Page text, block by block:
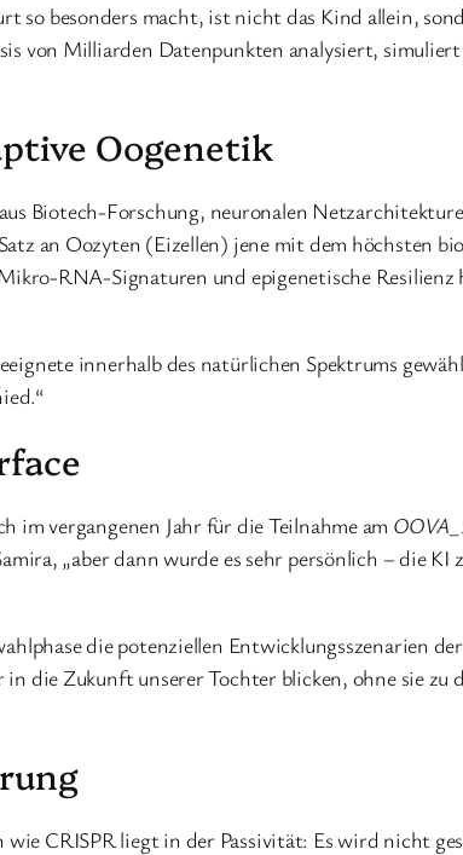
so besonders macht, ist nicht das Kind allein,
von Milliarden Datenpunkten analysiert,
Oogenetik
Biotech-Forschung, neuronalen
an Oozyten (Eizellen) jene mit dem höchsten
RNA-Signaturen und epigenetische Resilienz
innerhalb des natürlichen Spektrums
im vergangenen Jahr für die Teilnahme am
„aber dann wurde es sehr persönlich – die
die potenziellen Entwicklungsszenarien
die Zukunft unserer Tochter blicken, ohne sie
CRISPR liegt in der Passivität: Es wird nicht